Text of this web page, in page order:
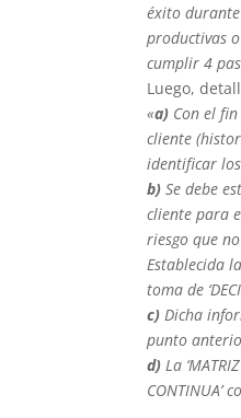
éxito
productivas
cumplir 4
Luego,
«a) Con el
cliente
identificar
b) Se debe
cliente para
riesgo que
Establecida
toma de
c) Dicha
punto
d) La
CONTINUA’